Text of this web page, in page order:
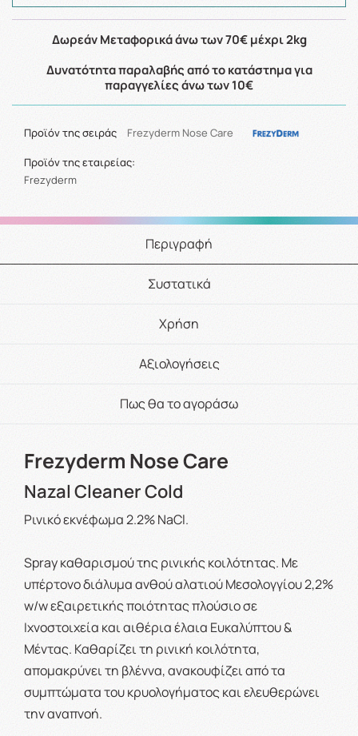
Δωρεάν Μεταφορικά άνω των 70€ μέχρι 2kg
Δυνατότητα παραλαβής από το κατάστημα για
παραγγελίες άνω των 10€
Προϊόν της σειράς Frezyderm Nose Care
Προϊόν της εταιρείας:
Frezyderm
Περιγραφή
Συστατικά
Χρήση
Αξιολογήσεις
Πως θα το αγοράσω
Frezyderm Nose Care
Nazal Cleaner Cold
Ρινικό εκνέφωμα 2.2% NaCl.
Spray καθαρισμού της ρινικής κοιλότητας. Mε
υπέρτονο διάλυμα ανθού αλατιού Μεσολογγίου 2,2%
w/w εξαιρετικής ποιότητας πλούσιο σε
Ιχνοστοιχεία και αιθέρια έλαια Ευκαλύπτου &
Μέντας. Καθαρίζει τη ρινική κοιλότητα,
απομακρύνει τη βλέννα, ανακουφίζει από τα
συμπτώματα του κρυολογήματος και ελευθερώνει
την αναπνοή.